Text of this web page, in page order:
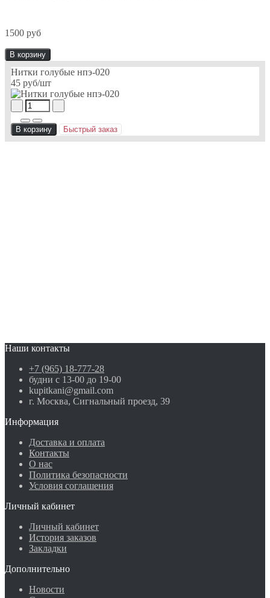
1500 руб
В корзину
Нитки голубые нпэ-020
45 руб/шт
В корзину Быстрый заказ
Наши контакты
+7 (965) 18-777-28
будни с 13-00 до 19-00
kupitkani@gmail.com
г. Москва, Сигнальный проезд, 39
Информация
Доставка и оплата
Контакты
О нас
Политика безопасности
Условия соглашения
Личный кабинет
Личный кабинет
История заказов
Закладки
Дополнительно
Новости